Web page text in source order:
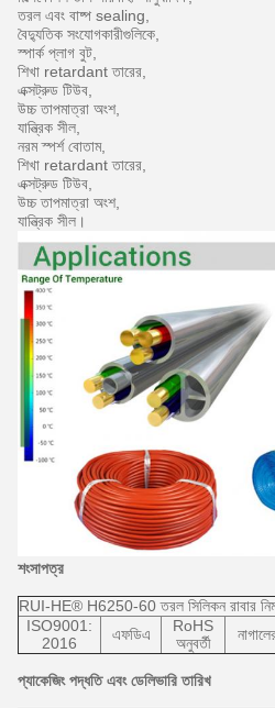
তরল এবং বাষ্প sealing,
বৈদ্যুতিক সংযোগকারীগুলিকে,
স্পার্ক প্লাগ বুট,
শিখা retardant তারের,
এক্সট্রুড টিউব,
উচ্চ তাপমাত্রা অংশ,
যান্ত্রিক সীল,
নরম স্পর্শ বোতাম,
শিখা retardant তারের,
এক্সট্রুড টিউব,
উচ্চ তাপমাত্রা অংশ,
যান্ত্রিক সীল।
শংসাপত্র
RUI-HE® H6250-60 তরল সিলিকন রাবার
ISO9001:
2016
এফডিএ
RoHS
অনুবর্তী
প্যাকেজিং পদ্ধতি এবং ডেলিভারি তারিখ